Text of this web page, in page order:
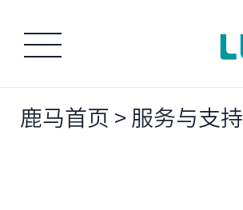
鹿马首页 > 服务与支持